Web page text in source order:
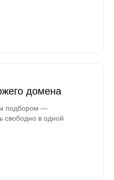
домена
подбором —
свободно в одной